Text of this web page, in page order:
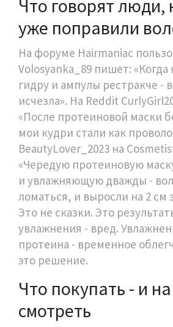
Что говорят люди,
уже поправили
На форуме Hairmaniac
Volosyanka_89 пишет: «Когда
гидру и ампулы рестракче -
исчезла». На Reddit
«После протеиновой маски
мои кудри стали как
BeautyLover_2023 на
«Чередую протеиновую
и увлажняющую дважды -
ломаться, и выросли на 2 см
Это не сказки. Это
увлажнения - вред.
протеина - временное
это решение.
Что покупать - и
смотреть